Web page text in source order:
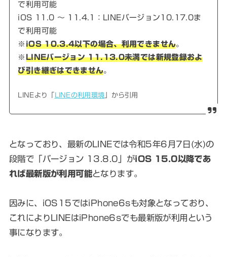
で利用可能
iOS 11.0 ～ 11.4.1：LINEバージョン10.17.0ま
で利用可能
※ iOS 10.3.4以下の場合、利用できません。
※ LINEバージョン 11.13.0未満では新規登録およ
び引き継ぎはできません。
LINEより「 LINEの利用環境 」から引用
となっており、最新のLINEでは令和5年6月7日(水)の
段階で「バージョン 13.8.0」がiOS 15.0以降であ
れば最新版が利用可能となります。
因みに、iOS15ではiPhone6sも対象となっており、
これによりLINEはiPhone6sでも最新版が利用という
事になります。